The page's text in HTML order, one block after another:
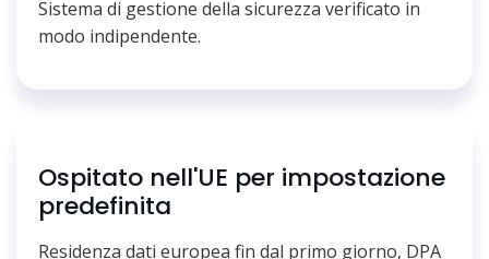
Sistema di gestione della sicurezza verificato in
modo indipendente.
Ospitato nell'UE per impostazione
predefinita
Residenza dati europea fin dal primo giorno, DPA